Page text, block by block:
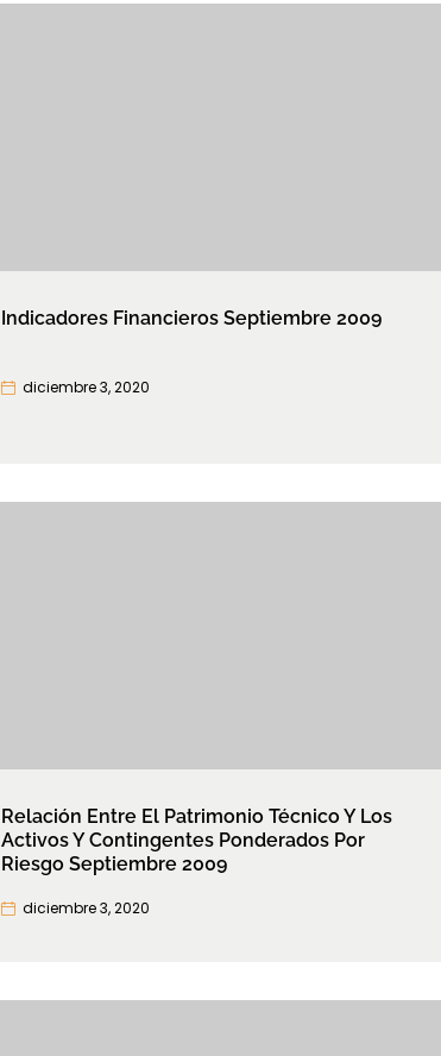
Indicadores Financieros Septiembre 2009
diciembre 3, 2020
Relación Entre El Patrimonio Técnico Y Los
Activos Y Contingentes Ponderados Por
Riesgo Septiembre 2009
diciembre 3, 2020